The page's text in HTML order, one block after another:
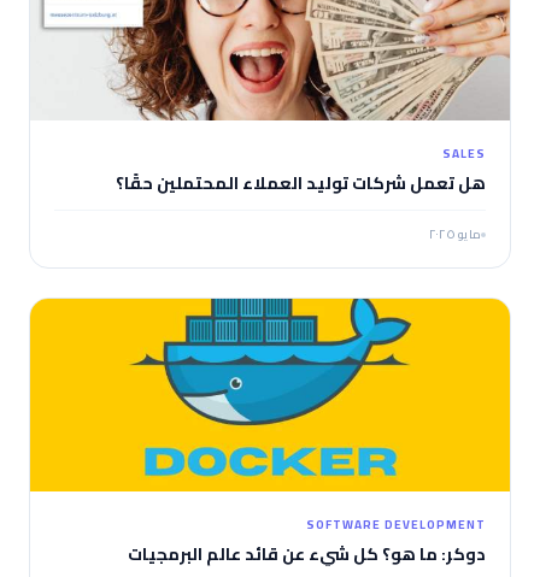
SALES
هل تعمل شركات توليد العملاء المحتملين حقًا؟
مايو ٢٠٢٥
SOFTWARE DEVELOPMENT
دوكر: ما هو؟ كل شيء عن قائد عالم البرمجيات